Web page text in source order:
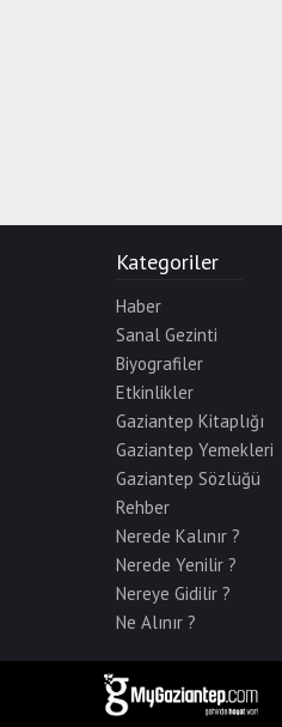
Kategoriler
Haber
Sanal Gezinti
Biyografiler
Etkinlikler
Gaziantep Kitaplığı
Gaziantep Yemekleri
Gaziantep Sözlüğü
Rehber
Nerede Kalınır ?
Nerede Yenilir ?
Nereye Gidilir ?
Ne Alınır ?